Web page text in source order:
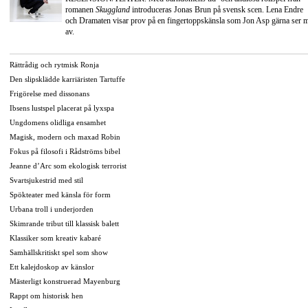
romanen Skuggland introduceras Jonas Brun på svensk scen. Lena Endre
och Dramaten visar prov på en fingertoppskänsla som Jon Asp gärna ser
av.
Rättrådig och rytmisk Ronja
Den slipsklädde karriäristen Tartuffe
Frigörelse med dissonans
Ibsens lustspel placerat på lyxspa
Ungdomens olidliga ensamhet
Magisk, modern och maxad Robin
Fokus på filosofi i Rådströms bibel
Jeanne d’Arc som ekologisk terrorist
Svartsjukestrid med stil
Spökteater med känsla för form
Urbana troll i underjorden
Skimrande tribut till klassisk balett
Klassiker som kreativ kabaré
Samhällskritiskt spel som show
Ett kalejdoskop av känslor
Mästerligt konstruerad Mayenburg
Rappt om historisk hen